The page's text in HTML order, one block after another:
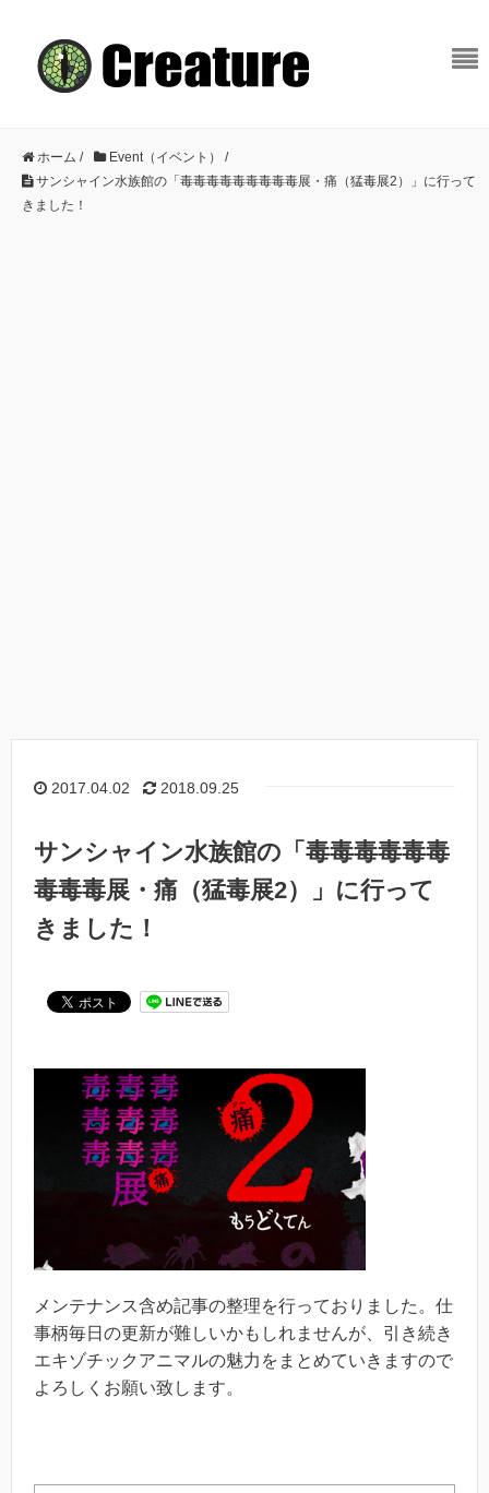
ホーム / Event（イベント）
/
サンシャイン水族館の「毒毒毒毒毒毒毒毒毒展・痛（猛毒展2）」に行って
きました！
2017.04.02 2018.09.25
サンシャイン水族館の「毒毒毒毒毒毒
毒毒毒展・痛（猛毒展2）」に行って
きました！
メンテナンス含め記事の整理を行っておりました。仕
事柄毎日の更新が難しいかもしれませんが、引き続き
エキゾチックアニマルの魅力をまとめていきますので
よろしくお願い致します。